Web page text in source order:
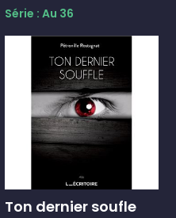
Série : Au 36
Ton dernier soufle